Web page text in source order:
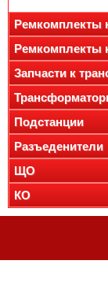
Ремкомплекты
Ремкомплекты
Запчасти к
Подстанции
Разъеденители
ЩО
КО